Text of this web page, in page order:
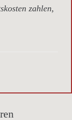
zahlen,